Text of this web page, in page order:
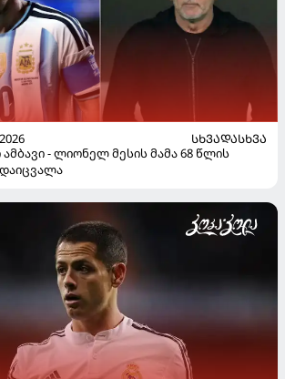
ᲡᲮᲕᲐᲓᲐᲡᲮᲕᲐ
ამბავი - ლიონელ მესის მამა 68 წლის